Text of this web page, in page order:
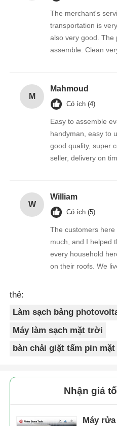
The merchant's
transportation is
also very good. The
assemble. Clean
M
Mahmoud
Có ích (4)
Easy to assemble
handyman, easy to
good quality, super
seller, delivery on
W
William
Có ích (5)
The customers
much, and I helped
every household
on their roofs. We
thẻ:
Làm sạch bảng
Máy làm sạch mặt trời
bàn chải giặt tấm pin
Nhận giá
Máy